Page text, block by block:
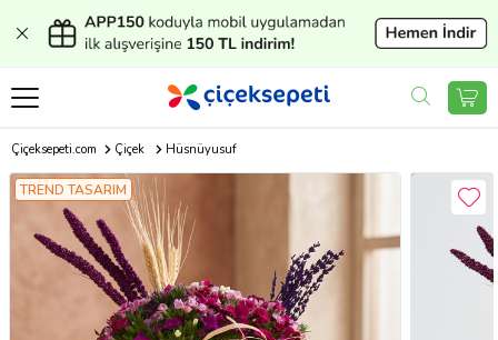
Çiçeksepeti.com Çiçek Hüsnüyusuf
TREND TASARIM